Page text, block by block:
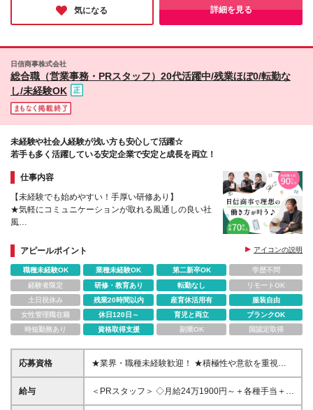
見区豊岡町20-8 IDOBATA.BLD 3F ＜緑区＞ ＊カーブ
職場で働くことができたら、毎日が楽しくて居心地が良いだろう
なと感じました。
気になる 詳細を見る
日信商事株式会社
総合職（営業事務・PRスタッフ）20代活躍中/残業ほぼ0/転勤な
し/未経験OK
未経験や社会人経験が浅い方も安心して活躍☆
若手も多く活躍している安定企業で安定と成長を両立！
仕事内容
【未経験でも始めやすい！手厚い研修あり】
★気軽にコミュニケーションが取れる風通しの良い社
風
★毎年昇給！20～30代の若手スタッフが活躍中
アピールポイント アイコンの説明
職種未経験OK 業種未経験OK 第二新卒OK
学歴不問
経験者限定
研修・教育あり 転勤なし
リモートOK
土日祝休み
残業20時間以内 産育休活用有
服装自由
女性管理職在籍
休日120日～ 育児と両立
ブランクOK
時短勤務あり
資格取得支援 副業OK 国認定取得
応募資格
★業界・職種未経験歓迎！ ★積極性や意欲を重視し
た人柄採用です！ ★20代・30代活躍中の明るい社風
【応募資格】 ◆経験不問 ※第二新卒の方も大歓迎！
給与
＜PRスタッフ＞ ◇月給24万1900円～＋各種手当＋賞
与2回 ＜営業事務＞ ◇月給29万5,000円～＋賞与年2